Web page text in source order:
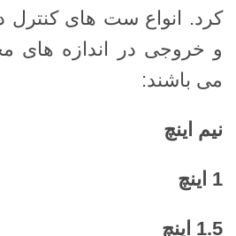
کرد. انواع ست های کنترل
و خروجی در اندازه های
می باشند:
نیم اینچ
1 اینچ
1.5 اینچ